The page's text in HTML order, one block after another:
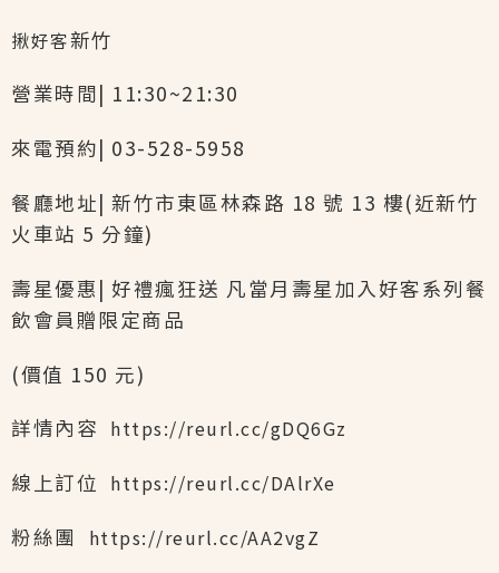
揪好客新竹
營業時間| 11:30~21:30
來電預約| 03-528-5958
餐廳地址| 新竹市東區林森路 18 號 13 樓(近新竹
火車站 5 分鐘)
壽星優惠| 好禮瘋狂送 凡當月壽星加入好客系列餐
飲會員贈限定商品
(價值 150 元)
詳情內容 https://reurl.cc/gDQ6Gz
線上訂位 https://reurl.cc/DAlrXe
粉絲團 https://reurl.cc/AA2vgZ